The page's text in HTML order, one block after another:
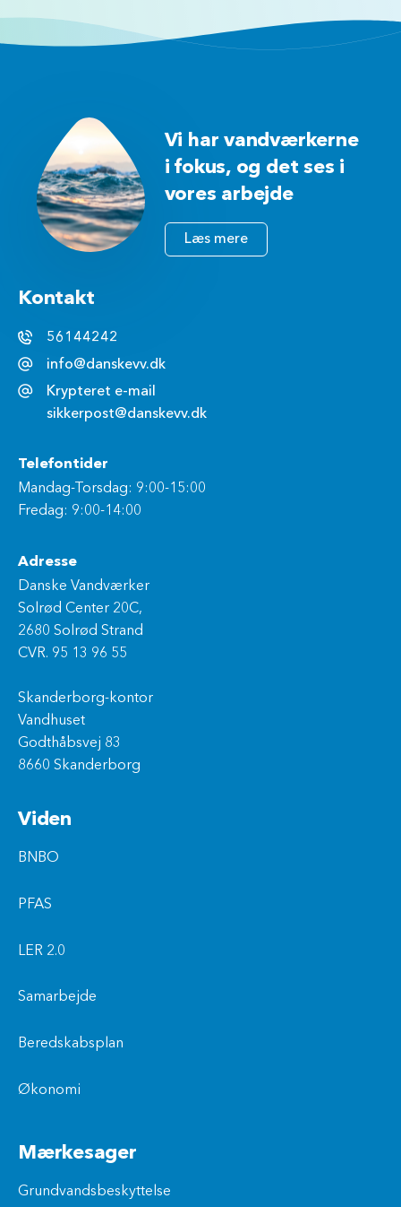
Vi har vandværkerne
i fokus, og det ses i
vores arbejde
Læs mere
Kontakt
56144242
info@danskevv.dk
Krypteret e-mail
sikkerpost@danskevv.dk
Telefontider
Mandag-Torsdag: 9:00-15:00
Fredag: 9:00-14:00
Adresse
Danske Vandværker
Solrød Center 20C,
2680 Solrød Strand
CVR. 95 13 96 55
Skanderborg-kontor
Vandhuset
Godthåbsvej 83
8660 Skanderborg
Viden
BNBO
PFAS
LER 2.0
Samarbejde
Beredskabsplan
Økonomi
Mærkesager
Grundvandsbeskyttelse